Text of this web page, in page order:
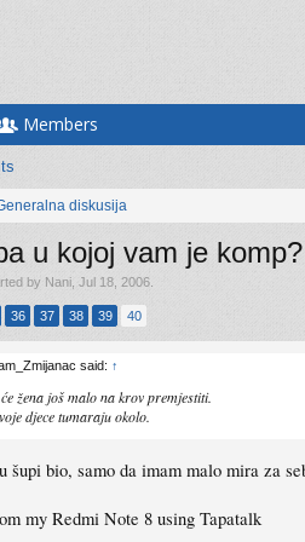
Members
diskusija
u kojoj vam je komp?
by Nani Jul 18, 2006
36 37 38 39 40
said: ↑
žena još malo na krov premjestiti.
djece tumaraju okolo.
šupi bio, samo da imam malo mira za
my Redmi Note 8 using Tapatalk